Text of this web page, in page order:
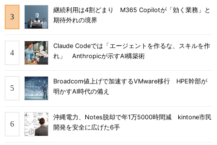
継続利用は4割どまり M365 Copilotが「効く業務」と
期待外れの境界
Claude Codeでは「エージェントを作るな、スキルを作
れ」 Anthropicが示すAI構築術
Broadcom値上げで加速するVMware移行 HPE幹部が
明かすAI時代の備え
沖縄電力、Notes脱却で年1万5000時間減 kintone市民
開発を安全に広げた6手